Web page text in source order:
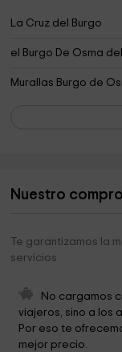
La Cruz del Burgo
el Burgo De Osma
Murallas Burgo de
Catedral de la
City Hall
Iglesia de San Anton
Carmelitas Descalzas
Cementerio Municipal
Nuestro
Te garantizamos la
servicios
No cargamos
viajeros, sino a los
Por eso te
mejor precio.